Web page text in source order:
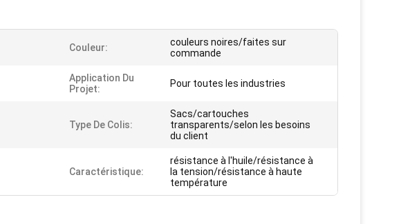
Couleur:
couleurs noires/faites sur
commande
Application Du
Projet:
Pour toutes les industries
Type De Colis:
Sacs/cartouches
transparents/selon les besoins
du client
Caractéristique:
résistance à l'huile/résistance à
la tension/résistance à haute
température